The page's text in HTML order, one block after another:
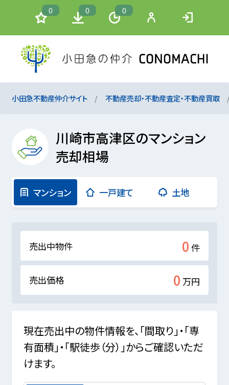
0 0 0
小田急不動産仲介サイト 不動産売却・不動産査定・不動産買取
川崎市高津区のマンション
売却相場
マンション 一戸建て 土地
売出中物件 0 件
売出価格 0 万円
現在売出中の物件情報を、「間取り」・「専
有面積」・「駅徒歩（分）」からご確認いただ
けます。